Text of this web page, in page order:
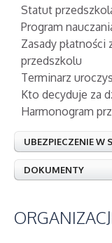
Statut
Program
Zasady
przedszkolu
Terminarz
Kto decyduje za
Harmonogram
UBEZPIECZENIE W
DOKUMENTY